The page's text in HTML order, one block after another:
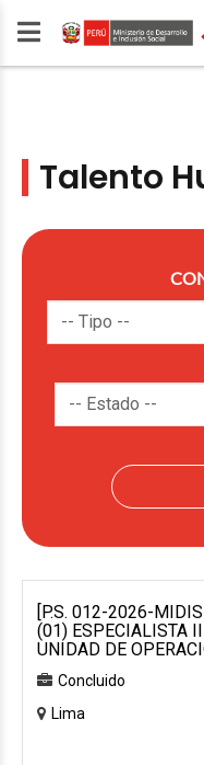
Talento
[P.S. 012-2026-
(01) ESPECIALISTA
UNIDAD DE
Concluido
Lima